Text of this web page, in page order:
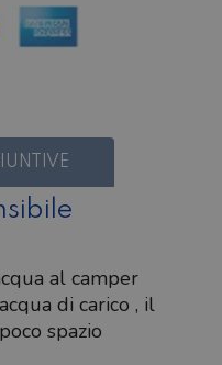
al camper
di carico , il
spazio